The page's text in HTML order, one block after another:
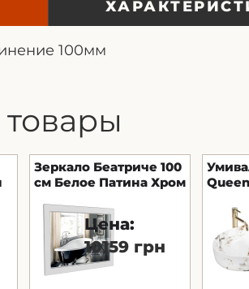
100мм
Зеркало Беатриче 100
см Белое Патина Хром
Цена:
10159 грн